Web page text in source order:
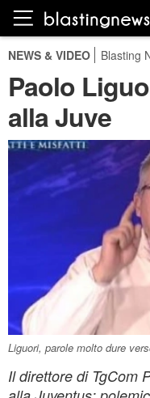
NEWS & VIDEO Blasting
Paolo
alla Juve
Liguori, parole molto dure
Il direttore di TgCom